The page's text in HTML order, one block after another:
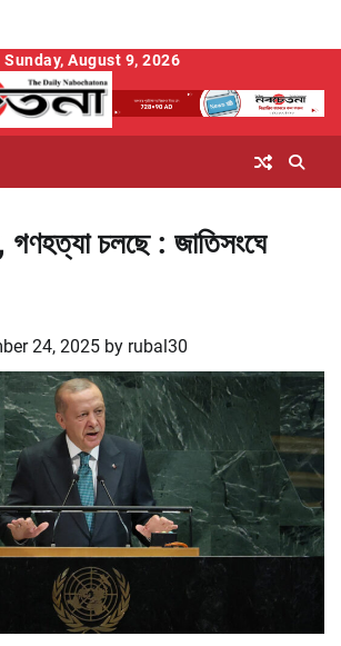
Sunday, August 9, 2026
গণহত্যা চলছে : জাতিসংঘে
24, 2025 by rubal30